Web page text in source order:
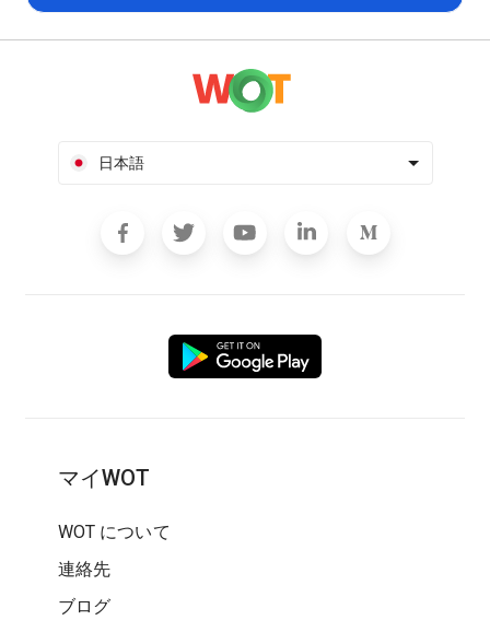
日本語
マイWOT
WOT について
連絡先
ブログ